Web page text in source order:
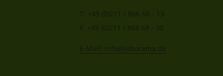
T: +49 (0)211 / 866 68 - 13
F: +49 (0)211 / 866 68 - 30
E-Mail: info@joborama.de